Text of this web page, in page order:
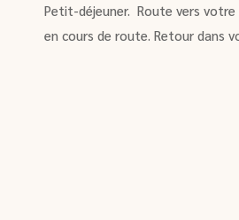
Petit-déjeuner. Route vers
en cours de route. Retour dans